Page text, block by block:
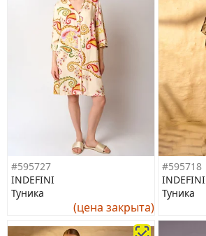
#595727
INDEFINI
Туника
(цена закрыта)
#595718
INDEFINI
Туника